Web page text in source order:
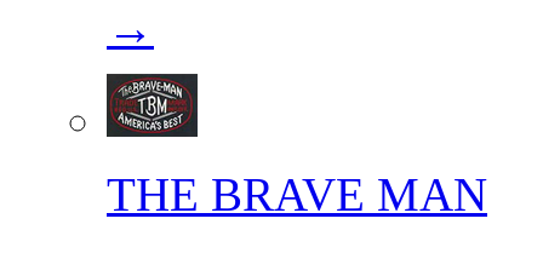
→
THE BRAVE MAN